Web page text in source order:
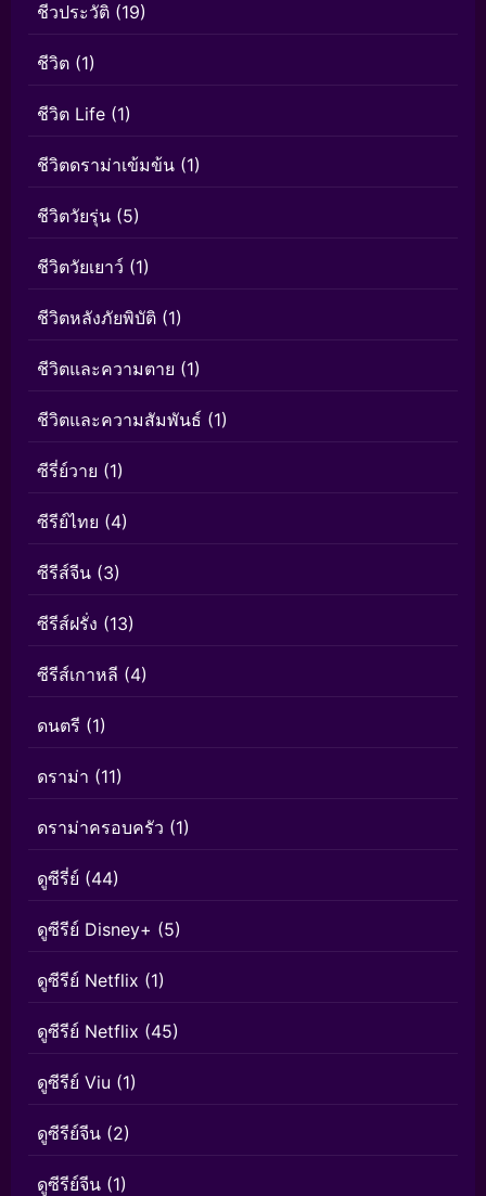
ชีวประวัติ (19)
ชีวิต (1)
ชีวิต Life (1)
ชีวิตดราม่าเข้มข้น (1)
ชีวิตวัยรุ่น (5)
ชีวิตวัยเยาว์ (1)
ชีวิตหลังภัยพิบัติ (1)
ชีวิตและความตาย (1)
ชีวิตและความสัมพันธ์ (1)
ซีรี่ย์วาย (1)
ซีรีย์ไทย (4)
ซีรีส์จีน (3)
ซีรีส์ฝรั่ง (13)
ซีรีส์เกาหลี (4)
ดนตรี (1)
ดราม่า (11)
ดราม่าครอบครัว (1)
ดูซีรี่ย์ (44)
ดูซีรีย์ Disney+ (5)
ดูซีรีย์ Netflix (1)
ดูซีรีย์ Netflix (45)
ดูซีรีย์ Viu (1)
ดูซีรีย์จีน (2)
ดูซีรีย์จีน (1)